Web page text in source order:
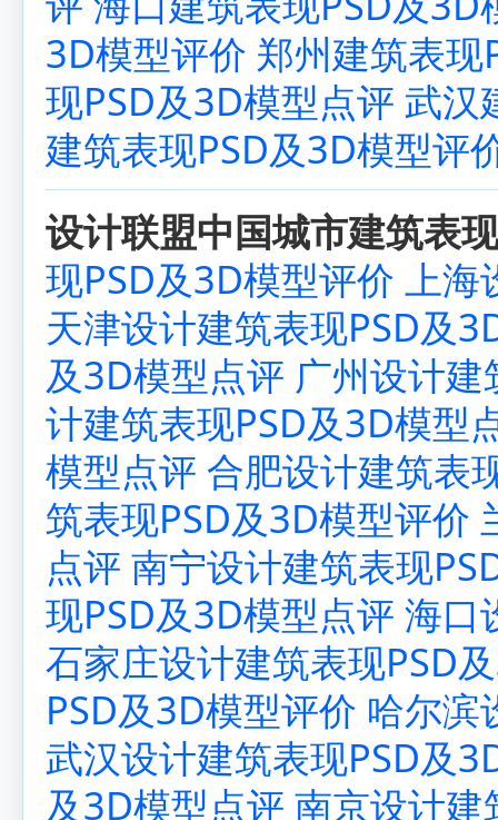
3D模型评价 郑州建筑表现
现PSD及3D模型点评 武汉
建筑表现PSD及3D模型评
设计联盟中国城市建筑表
现PSD及3D模型评价 上海
天津设计建筑表现PSD及
及3D模型点评 广州设计
计建筑表现PSD及3D模型
模型点评 合肥设计建筑表
筑表现PSD及3D模型评价
点评 南宁设计建筑表现
现PSD及3D模型点评 海口
石家庄设计建筑表现PSD
PSD及3D模型评价 哈尔滨
武汉设计建筑表现PSD及
及3D模型点评 南京设计建